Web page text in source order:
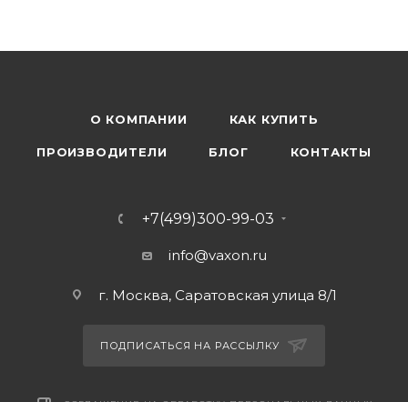
О КОМПАНИИ КАК КУПИТЬ
ПРОИЗВОДИТЕЛИ БЛОГ КОНТАКТЫ
+7(499)300-99-03
info@vaxon.ru
г. Москва, Саратовская улица 8/1
ПОДПИСАТЬСЯ НА РАССЫЛКУ